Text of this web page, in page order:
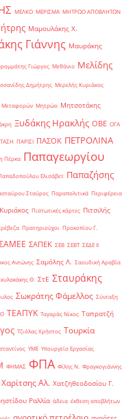
ΜΕΛΚΟ ΜΕΡΙΣΜΑ ΜΗΤΡΩΟ ΑΠΟΒΛΗΤΩΝ
Μαμουλάκης Χ.
Γιάννης Μαυράκης
Γιώργος Μεθάνιο Μελίδης
Δημήτρης Μερελής Κυριάκος
Μεταφορών Μητρώο Μητσοτάκης
Ξυδάκης Ηρακλής ΟΒΕ ΟΓΑ
ΠΑΡΙΣΙ ΠΑΣΟΚ ΠΕΤΡΟΛΙΝΑ
Πέρκα Παπαγεωργίου
Ελισάβετ Παπαζήσης
Σταύρος Παραπολιτικά Περιφέρεια
Πιστωτικές κάρτες Πιτσιλής
Πρατηριούχοι Προκοπίου Γ.
ΣΑΠΕΚ ΣΕΒ ΣΕΒΤ ΣΕΔΕ ΙΙ
Αντώνης Σαμόλης Λ. Σαουδική Αραβία
Θ. ΣτΕ Σταυράκης
Σωκράτης Φάμελλος Σύνταξη
ΤΕΑΠΥΚ Ταγαράς Νίκος Ταπρατζή
Τζιόλας Χρήστος Τουρκία
ΥΜΕ Υπουργείο Εργασίας
ΦΗΜΑΣ ΦΠΑ Φίλης Ν. Φραγκογιάννης
Χαρίτσης Αλ. Χατζηθεοδοσίου Γ.
Ραλλία άδεια έκθεση αποβλήτων